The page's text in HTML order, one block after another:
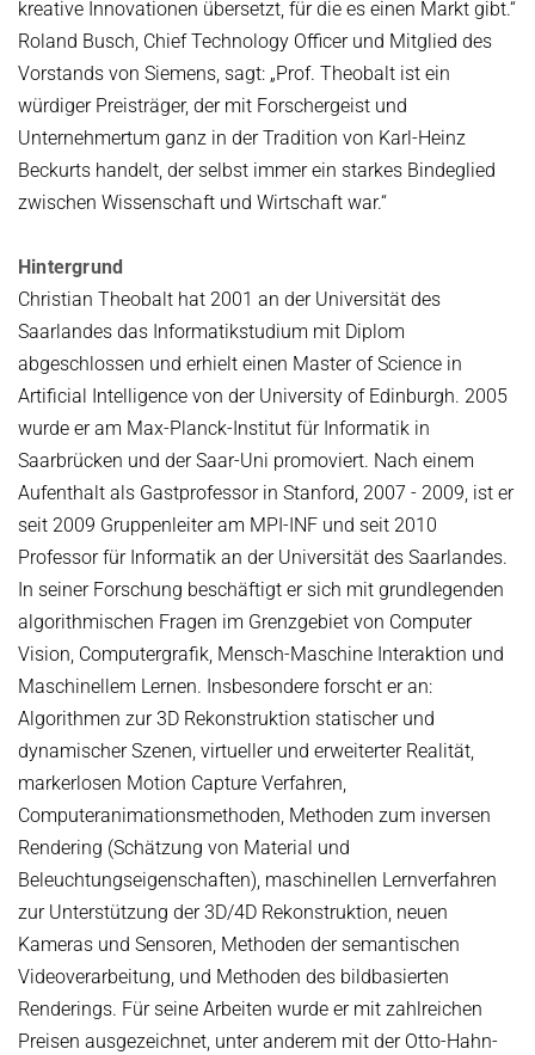
kreative Innovationen übersetzt, für die es einen Markt gibt.“
Roland Busch, Chief Technology Officer und Mitglied des
Vorstands von Siemens, sagt: „Prof. Theobalt ist ein
würdiger Preisträger, der mit Forschergeist und
Unternehmertum ganz in der Tradition von Karl-Heinz
Beckurts handelt, der selbst immer ein starkes Bindeglied
zwischen Wissenschaft und Wirtschaft war.“
Hintergrund
Christian Theobalt hat 2001 an der Universität des
Saarlandes das Informatikstudium mit Diplom
abgeschlossen und erhielt einen Master of Science in
Artificial Intelligence von der University of Edinburgh. 2005
wurde er am Max-Planck-Institut für Informatik in
Saarbrücken und der Saar-Uni promoviert. Nach einem
Aufenthalt als Gastprofessor in Stanford, 2007 - 2009, ist er
seit 2009 Gruppenleiter am MPI-INF und seit 2010
Professor für Informatik an der Universität des Saarlandes.
In seiner Forschung beschäftigt er sich mit grundlegenden
algorithmischen Fragen im Grenzgebiet von Computer
Vision, Computergrafik, Mensch-Maschine Interaktion und
Maschinellem Lernen. Insbesondere forscht er an:
Algorithmen zur 3D Rekonstruktion statischer und
dynamischer Szenen, virtueller und erweiterter Realität,
markerlosen Motion Capture Verfahren,
Computeranimationsmethoden, Methoden zum inversen
Rendering (Schätzung von Material und
Beleuchtungseigenschaften), maschinellen Lernverfahren
zur Unterstützung der 3D/4D Rekonstruktion, neuen
Kameras und Sensoren, Methoden der semantischen
Videoverarbeitung, und Methoden des bildbasierten
Renderings. Für seine Arbeiten wurde er mit zahlreichen
Preisen ausgezeichnet, unter anderem mit der Otto-Hahn-